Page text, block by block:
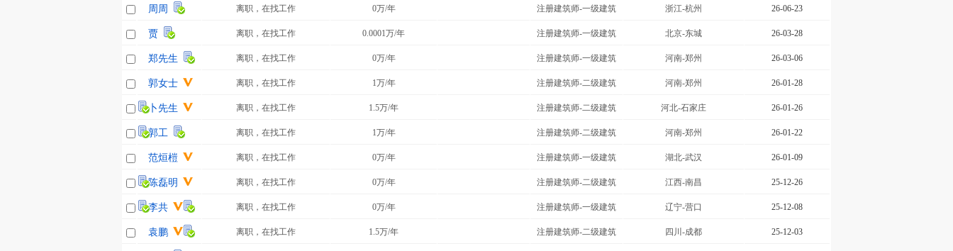
周周 离职，在找工作 0万/年 注册建筑师-一级建筑 浙江-杭州 26-06-23
贾 离职，在找工作 0.0001万/年 注册建筑师-一级建筑 北京-东城 26-03-28
郑先生 离职，在找工作 0万/年 注册建筑师-一级建筑 河南-郑州 26-03-06
郭女士 离职，在找工作 1万/年 注册建筑师-二级建筑 河南-郑州 26-01-28
卜先生 离职，在找工作 1.5万/年 注册建筑师-二级建筑 河北-石家庄 26-01-26
郭工 离职，在找工作 1万/年 注册建筑师-二级建筑 河南-郑州 26-01-22
范烜榿 离职，在找工作 0万/年 注册建筑师-一级建筑 湖北-武汉 26-01-09
陈磊明 离职，在找工作 0万/年 注册建筑师-二级建筑 江西-南昌 25-12-26
李共 离职，在找工作 0万/年 注册建筑师-一级建筑 辽宁-营口 25-12-08
袁鹏 离职，在找工作 1.5万/年 注册建筑师-二级建筑 四川-成都 25-12-03